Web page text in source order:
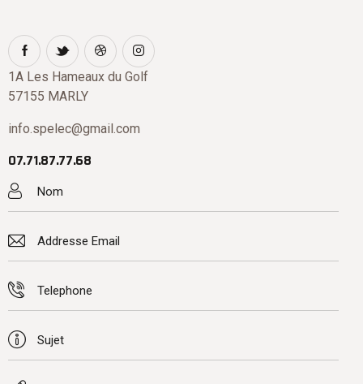
1A Les Hameaux du Golf
57155 MARLY
info.spelec@gmail.com
07.71.87.77.68